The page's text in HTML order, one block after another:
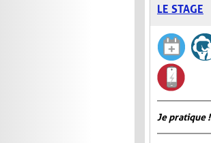
LE STAGE
Je pratique !